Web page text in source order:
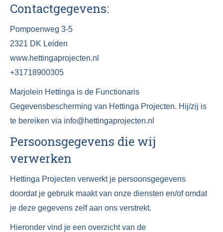
Contactgegevens:
Pompoenweg 3-5
2321 DK Leiden
www.hettingaprojecten.nl
+31718900305
Marjolein Hettinga is de Functionaris
Gegevensbescherming van Hettinga Projecten. Hij/zij is
te bereiken via info@hettingaprojecten.nl
Persoonsgegevens die wij
verwerken
Hettinga Projecten verwerkt je persoonsgegevens
doordat je gebruik maakt van onze diensten en/of omdat
je deze gegevens zelf aan ons verstrekt.
Hieronder vind je een overzicht van de